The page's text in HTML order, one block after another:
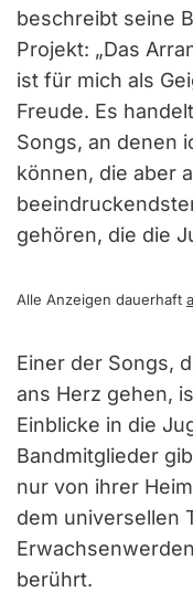
beschreibt seine
Projekt: „Das
ist für mich als
Freude. Es
Songs, an denen
können, die aber
gehören, die die
Alle Anzeigen dauerhaft
Einer der Songs,
ans Herz gehen,
Einblicke in die
Bandmitglieder
nur von ihrer
dem universellen
berührt.